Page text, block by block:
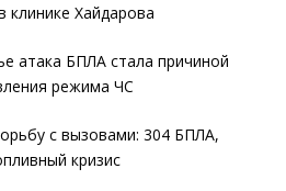
клинике Хайдарова
атака БПЛА стала причиной
режима ЧС
с вызовами: 304 БПЛА,
кризис